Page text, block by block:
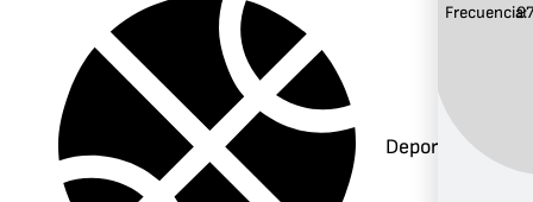
Deportes
Frecuencia: